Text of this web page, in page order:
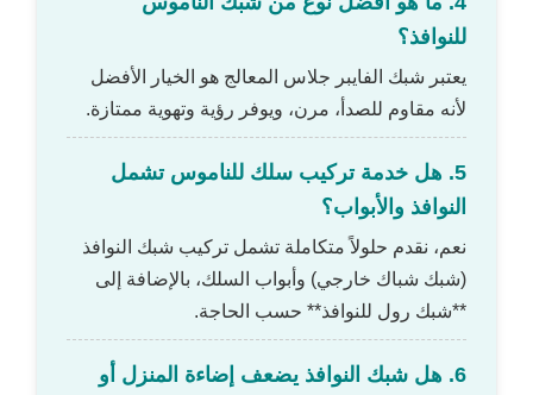
للنوافذ؟
يعتبر شبك الفايبر جلاس المعالج هو الخيار الأفضل
لأنه مقاوم للصدأ، مرن، ويوفر رؤية وتهوية ممتازة.
5. هل خدمة تركيب سلك للناموس تشمل
النوافذ والأبواب؟
نعم، نقدم حلولاً متكاملة تشمل تركيب شبك النوافذ
(شبك شباك خارجي) وأبواب السلك، بالإضافة إلى
**شبك رول للنوافذ** حسب الحاجة.
6. هل شبك النوافذ يضعف إضاءة المنزل أو